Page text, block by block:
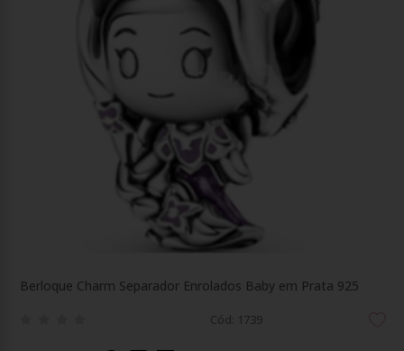
Berloque Charm Separador Enrolados Baby em Prata 925
Cód: 1739